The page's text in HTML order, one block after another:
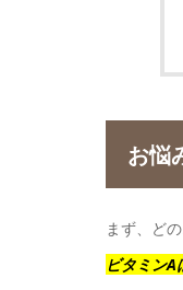
お悩
まず、ど
ビタミンA